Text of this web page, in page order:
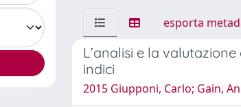
esporta
L’analisi e la
indici
2015 Giupponi, Carlo; Gain,